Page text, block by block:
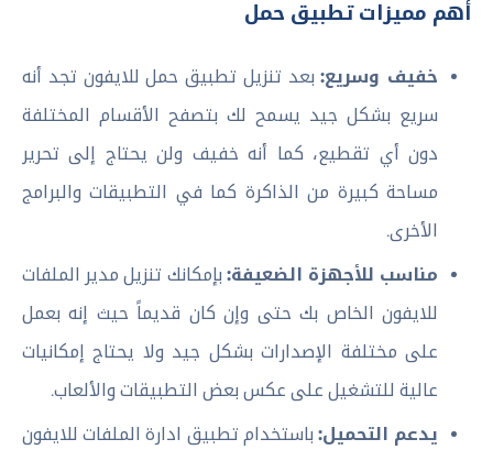
أهم مميزات تطبيق حمل
خفيف وسريع:بعد تنزيل تطبيق حمل للايفون تجد أنه
سريع بشكل جيد يسمح لك بتصفح الأقسام المختلفة
دون أي تقطيع، كما أنه خفيف ولن يحتاج إلى تحرير
مساحة كبيرة من الذاكرة كما في التطبيقات والبرامج
الأخرى.
مناسب للأجهزة الضعيفة: بإمكانك تنزيل مدير الملفات
للايفون الخاص بك حتى وإن كان قديماً حيث إنه بعمل
على مختلفة الإصدارات بشكل جيد ولا يحتاج إمكانيات
عالية للتشغيل على عكس بعض التطبيقات والألعاب.
يدعم التحميل: باستخدام تطبيق ادارة الملفات للايفون